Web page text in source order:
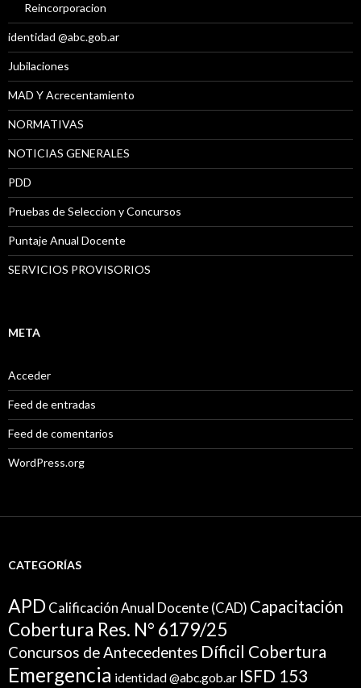
Reincorporacion
identidad @abc.gob.ar
Jubilaciones
MAD Y Acrecentamiento
NORMATIVAS
NOTICIAS GENERALES
PDD
Pruebas de Seleccion y Concursos
Puntaje Anual Docente
SERVICIOS PROVISORIOS
META
Acceder
Feed de entradas
Feed de comentarios
WordPress.org
CATEGORÍAS
APD Calificación Anual Docente (CAD) Capacitación
Cobertura Res. N° 6179/25
Concursos de Antecedentes Díficil Cobertura
Emergencia identidad @abc.gob.ar ISFD 153